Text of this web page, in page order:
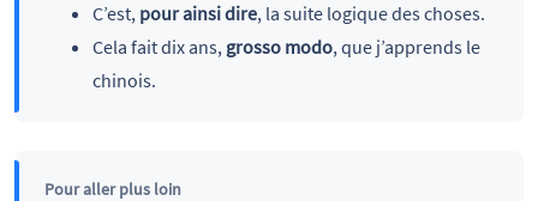
C’est,pour ainsi dire, la suite logique des choses.
Cela fait dix ans, grosso modo, que j’apprends le
chinois.
Pour aller plus loin